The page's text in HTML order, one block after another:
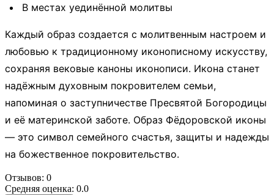
В местах уединённой молитвы
Каждый образ создается с молитвенным настроем и
любовью к традиционному иконописному искусству,
сохраняя вековые каноны иконописи. Икона станет
надёжным духовным покровителем семьи,
напоминая о заступничестве Пресвятой Богородицы
и её материнской заботе. Образ Фёдоровской иконы
— это символ семейного счастья, защиты и надежды
на божественное покровительство.
Отзывов: 0
Средняя оценка: 0.0